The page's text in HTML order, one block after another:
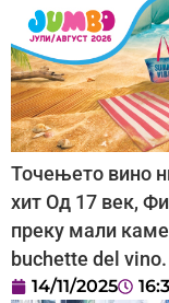
Точењето вино
хит Од 17 век,
преку мали
buchette del vino.
14/11/2025